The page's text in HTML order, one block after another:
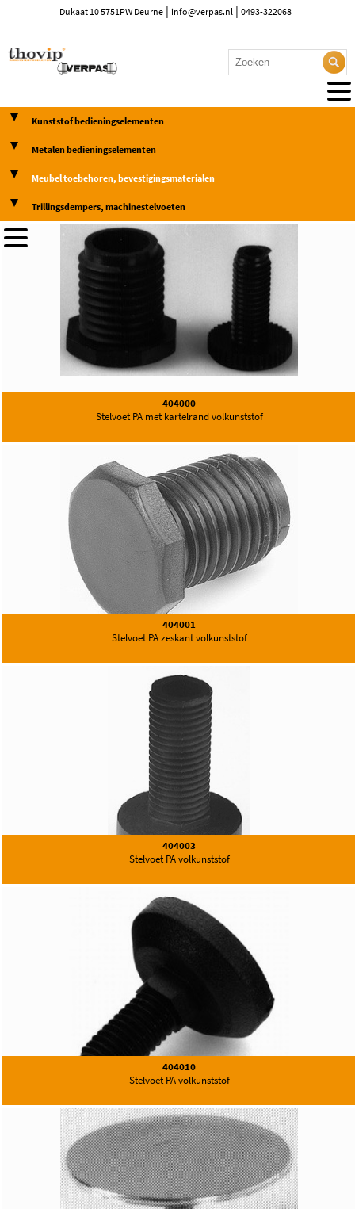
Dukaat 10 5751PW Deurne| info@verpas.nl| 0493-322068
Kunststof bedieningselementen
Metalen bedieningselementen
Meubel toebehoren, bevestigingsmaterialen
Trillingsdempers, machinestelvoeten
404000
Stelvoet PA met kartelrand volkunststof
404001
Stelvoet PA zeskant volkunststof
404003
Stelvoet PA volkunststof
404010
Stelvoet PA volkunststof